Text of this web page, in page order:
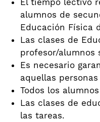
El tiempo lectivo
alumnos de
Educación Física
Las clases de
profesor/alumnos
Es necesario
aquellas
Todos los
Las clases de
las tareas.